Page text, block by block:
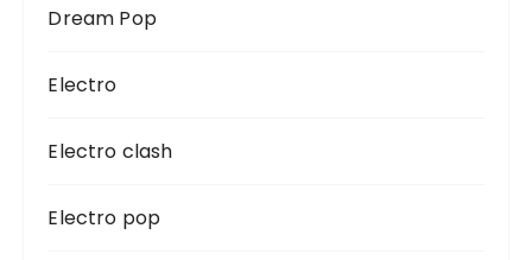
Dream Pop
Electro
Electro clash
Electro pop